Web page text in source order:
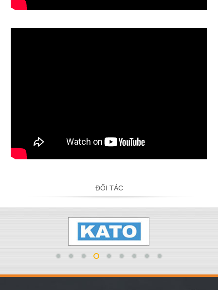
ĐỐI TÁC